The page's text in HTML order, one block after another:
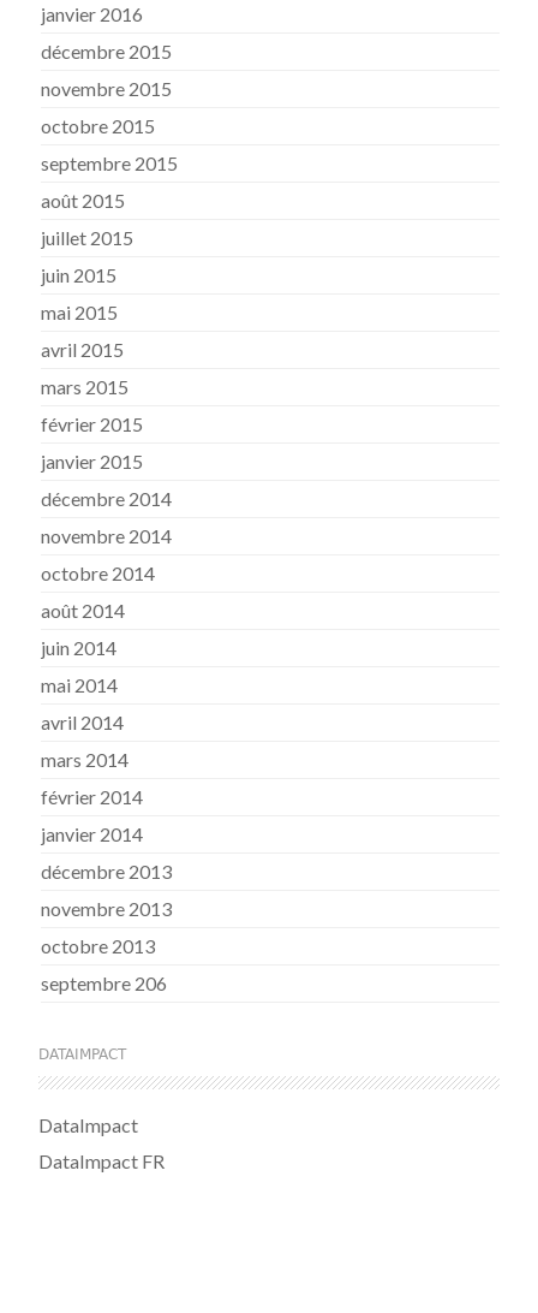
janvier 2016
décembre 2015
novembre 2015
octobre 2015
septembre 2015
août 2015
juillet 2015
juin 2015
mai 2015
avril 2015
mars 2015
février 2015
janvier 2015
décembre 2014
novembre 2014
octobre 2014
août 2014
juin 2014
mai 2014
avril 2014
mars 2014
février 2014
janvier 2014
décembre 2013
novembre 2013
octobre 2013
septembre 206
DATAIMPACT
DataImpact
DataImpact FR